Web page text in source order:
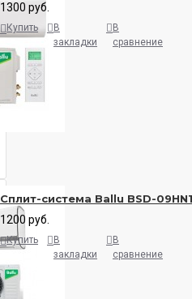
1300 руб.
Купить
В
закладки
В
сравнение
Сплит-система Ballu BSD-09HN1
1200 руб.
Купить
В
закладки
В
сравнение